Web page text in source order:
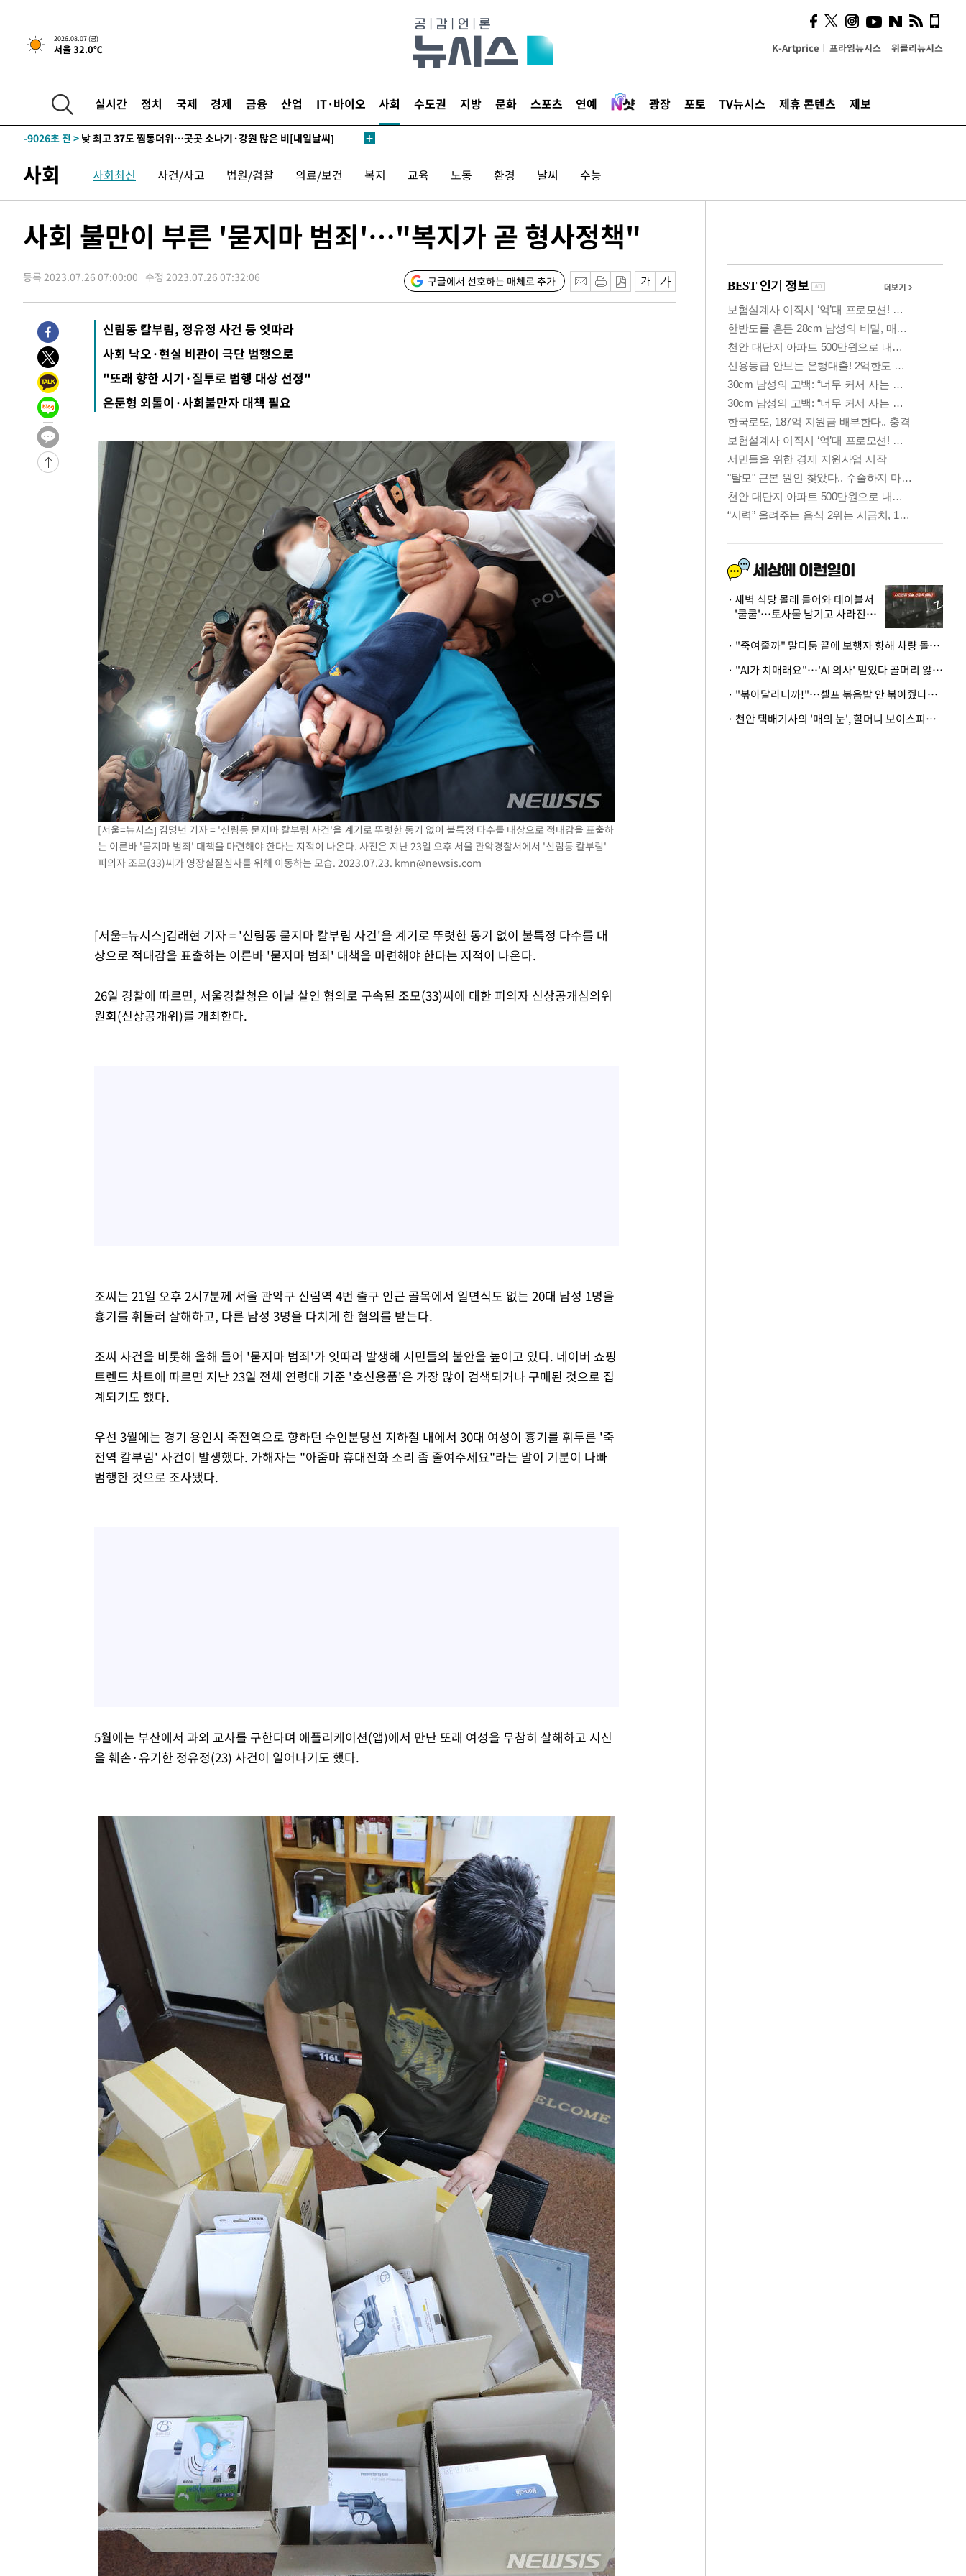
2026.08.07 (금)
서울 32.0℃ K-Artprice 프라임뉴시스 위클리뉴시스
실시간 정치 국제 경제 금융 산업 IT·바이오 사회 수도권 지방 문화 스포츠 연예 광장 포토 TV뉴시스 제휴 콘텐츠 제보
실천"
-19560초 전 >이란, "오만과 '중앙 단일 루트' 합의…북쪽 인바운드·남쪽 아웃바
-11055초 전 >
[단독]중수청 지원 검사들, 정원 초과 시 낮은 계급 임용…희망지 못
-9026초 전 >낮 최고 37도 찜통더위…곳곳 소나기·강원 많은 비[내일날씨]
-7332초 전 > SK하이닉스, 용인·청주 팹에 54조 투자…"AI 메모리 수요 선제 대
-4188초 전 >
-3441초 전 >
외국인 심판 성 접대 7경기 들여다보니…한국 축구 '5승 2무'
-3175초 전 >[속보]코스닥, 2.86포인트(0.36%) 내린 798.81마감
-3128초 전 >
[속보]코스피, 6200선 약보합…0.60% 내린 6258.77에 마쳐
-3108초 전 >
[속보]원·달러 환율, 7.7원 내린 1416.1원 마감
-87초 전 >[속보]종합특검, '계엄 수용공간 확보' 신용해 前교정본부장 기소
17분 전 >외신들도 주목한 韓축구 파문…"국민적 공분에 수사 재개"
17분 전 >
11시간 압수수색에 성접대 파문까지…'쑥대밭' 된 축구협회
34분 전 >
[속보]규제합리화위원회 부위원장에 김태유 서울대 공대 교수…이병태
후임
-28045초 전 >
이강인, 폭염 속 AT마드리드 첫 훈련…80명 식사 대접까지(종합)
-25184초 전 >
미 사업체 일자리, 7월에 2.3만개 순감하고 그 전 2개월 10.3만개
하향수정 (2보)
-24632초 전 >
[속보] 미 사업체, 일자리 7월에 2.3만 개 줄어…실업률은 4.1%로
-20495초 전 >
실천"
-19580초 전 >
이란, "오만과 '중앙 단일 루트' 합의…북쪽 인바운드·남쪽 아웃바
운드는 임시"
-11148초 전 >
"낮 기온 소폭 하락"…수도권 폭염중대경보, 폭염경보로 하향
[속보]이 대통령, '호우피해' 안동·의성 관할 4개 면 특별재난지역
[단독]중수청 지원 검사들, 정원 초과 시 낮은 계급 임용…희망지 못
낮 최고 37도 찜통더위…곳곳 소나기·강원 많은 비[내일날씨]
SK하이닉스, 용인·청주 팹에 54조 투자…"AI 메모리 수요 선제 대
여자배구 이재영·이다영 자매, 아제르바이잔 투란VC 입단
외국인 심판 성 접대 7경기 들여다보니…한국 축구 '5승 2무'
[속보]코스닥, 2.86포인트(0.36%) 내린 798.81마감
[속보]코스피, 6200선 약보합…0.60% 내린 6258.77에 마쳐
[속보]원·달러 환율, 7.7원 내린 1416.1원 마감
[속보] 노원서 40.1도 관측…서울, 2018년 이후 첫 40도
[속보]종합특검, '계엄 수용공간 확보' 신용해 前교정본부장 기소
외신들도 주목한 韓축구 파문…"국민적 공분에 수사 재개"
11시간 압수수색에 성접대 파문까지…'쑥대밭' 된 축구협회
[속보]규제합리화위원회 부위원장에 김태유 서울대 공대 교수…이병태
사회 사회최신 사건/사고 법원/검찰 의료/보건 복지 교육 노동 환경 날씨 수능
사회 불만이 부른 '묻지마 범죄'…"복지가 곧 형사정책"
등록 2023.07.26 07:00:00 수정 2023.07.26 07:32:06 구글에서 선호하는 매체로 추가
신림동 칼부림, 정유정 사건 등 잇따라
사회 낙오·현실 비관이 극단 범행으로
"또래 향한 시기·질투로 범행 대상 선정"
은둔형 외톨이·사회불만자 대책 필요
[서울=뉴시스] 김명년 기자 = '신림동 묻지마 칼부림 사건'을 계기로 뚜렷한 동기 없이 불특정 다수를 대상으로 적대감을 표출하
는 이른바 '묻지마 범죄' 대책을 마련해야 한다는 지적이 나온다. 사진은 지난 23일 오후 서울 관악경찰서에서 '신림동 칼부림'
피의자 조모(33)씨가 영장실질심사를 위해 이동하는 모습. 2023.07.23. kmn@newsis.com
[서울=뉴시스]김래현 기자 = '신림동 묻지마 칼부림 사건'을 계기로 뚜렷한 동기 없이 불특정 다수를 대
상으로 적대감을 표출하는 이른바 '묻지마 범죄' 대책을 마련해야 한다는 지적이 나온다.
26일 경찰에 따르면, 서울경찰청은 이날 살인 혐의로 구속된 조모(33)씨에 대한 피의자 신상공개심의위
원회(신상공개위)를 개최한다.
조씨는 21일 오후 2시7분께 서울 관악구 신림역 4번 출구 인근 골목에서 일면식도 없는 20대 남성 1명을
흉기를 휘둘러 살해하고, 다른 남성 3명을 다치게 한 혐의를 받는다.
조씨 사건을 비롯해 올해 들어 '묻지마 범죄'가 잇따라 발생해 시민들의 불안을 높이고 있다. 네이버 쇼핑
트렌드 차트에 따르면 지난 23일 전체 연령대 기준 '호신용품'은 가장 많이 검색되거나 구매된 것으로 집
계되기도 했다.
우선 3월에는 경기 용인시 죽전역으로 향하던 수인분당선 지하철 내에서 30대 여성이 흉기를 휘두른 '죽
전역 칼부림' 사건이 발생했다. 가해자는 "아줌마 휴대전화 소리 좀 줄여주세요"라는 말이 기분이 나빠
범행한 것으로 조사됐다.
5월에는 부산에서 과외 교사를 구한다며 애플리케이션(앱)에서 만난 또래 여성을 무참히 살해하고 시신
을 훼손·유기한 정유정(23) 사건이 일어나기도 했다.
시, 스마트폰 액세서리에
NFC 더했다
새벽 식당 몰래 들어와 테이블서
'쿨쿨'…토사물 남기고 사라진 남
· "죽여줄까" 말다툼 끝에 보행자 향해 차량 돌진…50대 여성 중상
· "AI가 치매래요"…'AI 의사' 믿었다 골머리 앓는 美 의료계 '경고'
· "볶아달라니까!"…셀프 볶음밥 안 볶아줬다고 사장 폭행한 손님
· 천안 택배기사의 '매의 눈', 할머니 보이스피싱 피해 막아